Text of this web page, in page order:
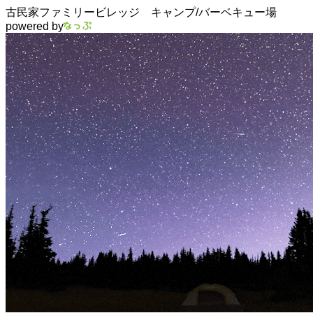
古民家ファミリービレッジ キャンプ/バーベキュー場
powered by